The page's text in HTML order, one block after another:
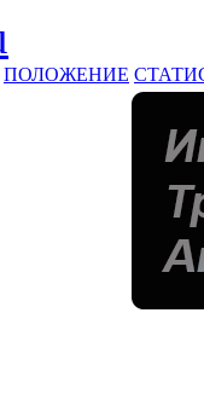
ПОЛОЖЕНИЕ